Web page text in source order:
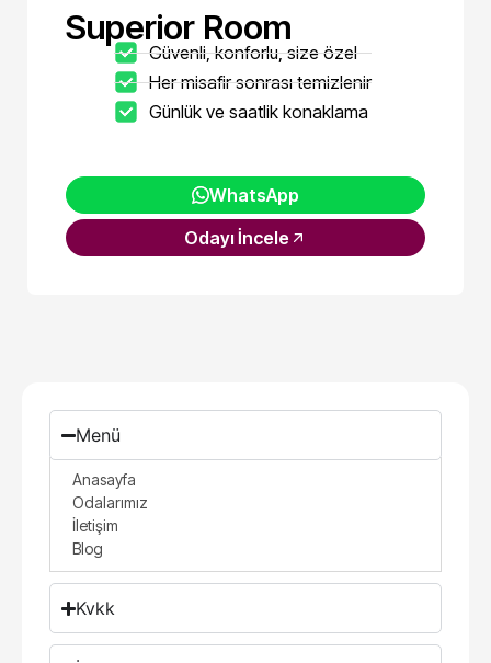
Superior Room
Güvenli, konforlu, size özel
Her misafir sonrası temizlenir
Günlük ve saatlik konaklama
WhatsApp
Odayı İncele
Menü
Anasayfa
Odalarımız
İletişim
Blog
Kvkk